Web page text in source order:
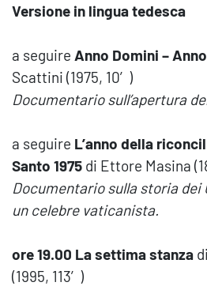
Versione in lingua tedesca
a seguire Anno Domini –
Scattini (1975, 10′)
Documentario sull’apertura
a seguire L’anno della
Santo 1975 di Ettore Masina
Documentario sulla storia dei
un celebre vaticanista.
ore 19.00 La settima stanza
(1995, 113′)